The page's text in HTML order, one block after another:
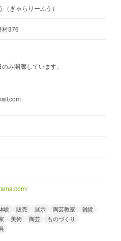
（ぎゃらりーふう）
村376
み開廊しています。
験 販売 展示 陶芸教室
雑貨
美術 陶芸
ものづくり